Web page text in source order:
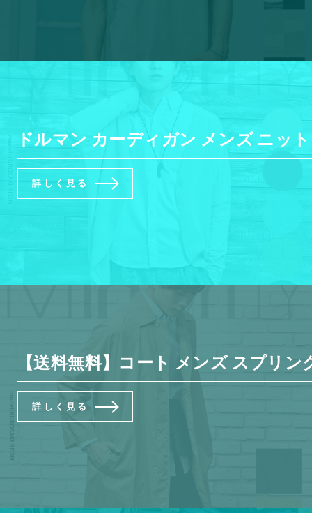
ドルマン カーディガン メンズ ニッ
詳しく見る
【送料無料】コート メンズ スプリ
詳しく見る